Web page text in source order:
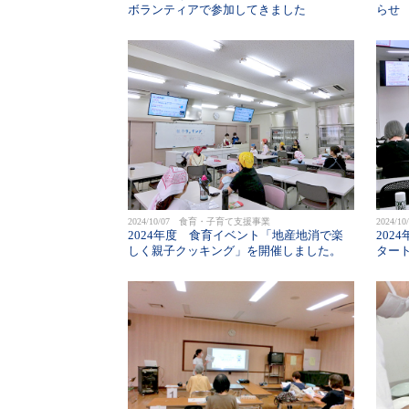
ボランティアで参加してきました
らせ
2024/10/07 食育・子育て支援事業
2024年度 食育イベント「地産地消で楽
しく親子クッキング」を開催しました。
2024/
2024
ター